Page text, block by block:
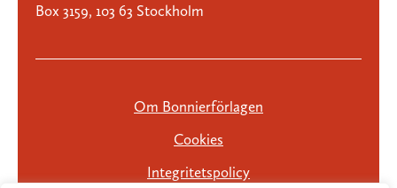
Box 3159, 103 63 Stockholm
Om Bonnierförlagen
Cookies
Integritetspolicy